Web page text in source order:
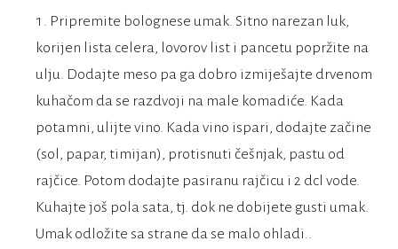
Pripremite bolognese umak. Sitno narezan luk,
korijen lista celera, lovorov list i pancetu popržite na
ulju. Dodajte meso pa ga dobro izmiješajte drvenom
kuhačom da se razdvoji na male komadiće. Kada
potamni, ulijte vino. Kada vino ispari, dodajte začine
(sol, papar, timijan), protisnuti češnjak, pastu od
rajčice. Potom dodajte pasiranu rajčicu i 2 dcl vode.
Kuhajte još pola sata, tj. dok ne dobijete gusti umak.
Umak odložite sa strane da se malo ohladi..